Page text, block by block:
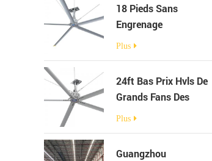
18 Pieds Sans
Engrenage
Entraînement Direct
Pour Ferme Laitière
Plus
24ft Bas Prix Hvls De
Grands Fans Des
Ventilateurs De
Plus
Guangzhou